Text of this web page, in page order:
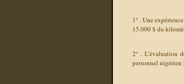
1° . Une
15.000 $ du
2° . L’évaluation
personnel nigérien